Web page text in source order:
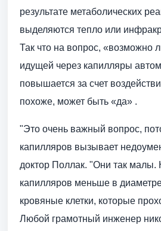
результате метаболических
выделяются тепло или
Так что на вопрос, «возможно
идущей через капилляры
повышается за счет
похоже, может быть «да» .
"Это очень важный вопрос,
капилляров вызывает
доктор Поллак. "Они так малы.
капилляров меньше в
кровяные клетки, которые
Любой грамотный инженер